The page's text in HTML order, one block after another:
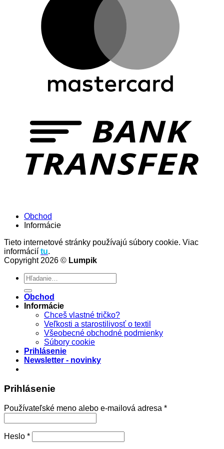
Obchod
Informácie
Tieto internetové stránky používajú súbory cookie. Viac
informácií tu.
Copyright 2026 © Lumpik
Hľadať:
Obchod
Informácie
Chceš vlastné tričko?
Veľkosti a starostilivosť o textil
Všeobecné obchodné podmienky
Súbory cookie
Prihlásenie
Newsletter - novinky
Prihlásenie
Používateľské meno alebo e-mailová adresa *Povinné
Heslo *Povinné